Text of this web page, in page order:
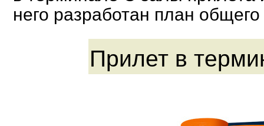
него разработан план
Прилет в